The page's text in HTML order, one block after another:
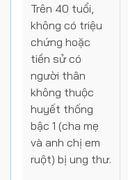
Trên 40 tuổi,
không có triệu
chứng hoặc
tiền sử có
người thân
không thuộc
huyết thống
bậc 1 (cha mẹ
và anh chị em
ruột) bị ung thư.